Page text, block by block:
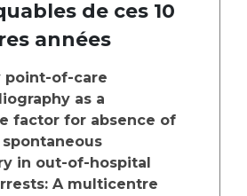
de ces 10
années
point-of-care
as a
factor for absence of
in out-of-hospital
A multicentre